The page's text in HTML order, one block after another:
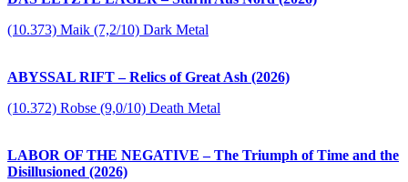
(10.373) Maik (7,2/10) Dark Metal
ABYSSAL RIFT – Relics of Great Ash (2026)
(10.372) Robse (9,0/10) Death Metal
LABOR OF THE NEGATIVE – The Triumph of Time and the
Disillusioned (2026)